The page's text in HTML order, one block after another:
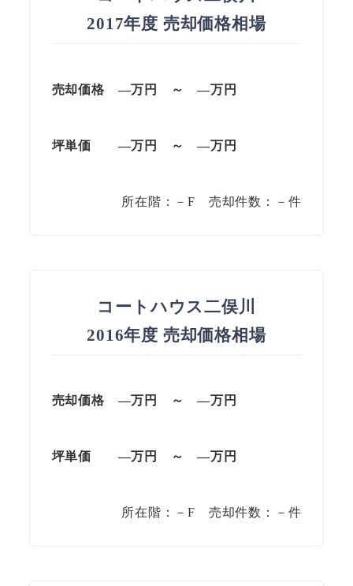
2017年度 売却価格相場
売却価格 —万円 ～ —万円
坪単価 —万円 ～—万円
所在階：－F 売却件数：－件
コートハウス二俣川
2016年度 売却価格相場
売却価格 —万円 ～ —万円
坪単価 —万円 ～—万円
所在階：－F 売却件数：－件